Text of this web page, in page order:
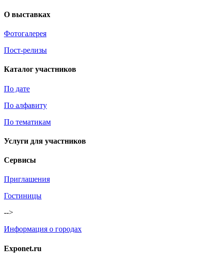
О выставках
Фотогалерея
Пост-релизы
Каталог участников
По дате
По алфавиту
По тематикам
Услуги для участников
Сервисы
Приглашения
Гостиницы
-->
Информация о городах
Exponet.ru